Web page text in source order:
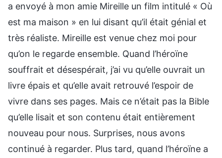
a envoyé à mon amie Mireille un film intitulé « Où
est ma maison » en lui disant qu’il était génial et
très réaliste. Mireille est venue chez moi pour
qu’on le regarde ensemble. Quand l’héroïne
souffrait et désespérait, j’ai vu qu’elle ouvrait un
livre épais et qu’elle avait retrouvé l’espoir de
vivre dans ses pages. Mais ce n’était pas la Bible
qu’elle lisait et son contenu était entièrement
nouveau pour nous. Surprises, nous avons
continué à regarder. Plus tard, quand l’héroïne a